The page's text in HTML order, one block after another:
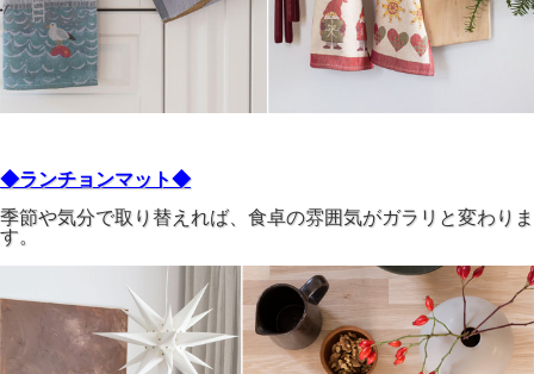
◆ランチョンマット◆
季節や気分で取り替えれば、食卓の雰囲気がガラリと変わりま
す。